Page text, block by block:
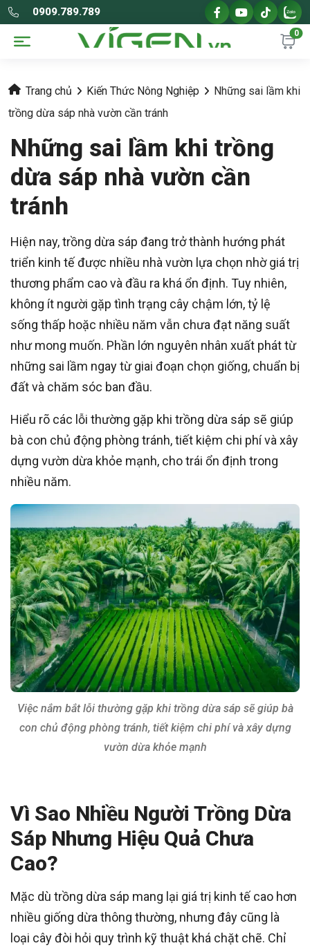
0909.789.789
0
Trang chủ Kiến Thức Nông Nghiệp
Những sai lầm khi
trồng dừa sáp nhà vườn cần tránh
Những sai lầm khi trồng
dừa sáp nhà vườn cần
tránh
Hiện nay, trồng dừa sáp đang trở thành hướng phát
triển kinh tế được nhiều nhà vườn lựa chọn nhờ giá trị
thương phẩm cao và đầu ra khá ổn định. Tuy nhiên,
không ít người gặp tình trạng cây chậm lớn, tỷ lệ
sống thấp hoặc nhiều năm vẫn chưa đạt năng suất
như mong muốn. Phần lớn nguyên nhân xuất phát từ
những sai lầm ngay từ giai đoạn chọn giống, chuẩn bị
đất và chăm sóc ban đầu.
Hiểu rõ các lỗi thường gặp khi trồng dừa sáp sẽ giúp
bà con chủ động phòng tránh, tiết kiệm chi phí và xây
dựng vườn dừa khỏe mạnh, cho trái ổn định trong
nhiều năm.
Việc nắm bắt lỗi thường gặp khi trồng dừa sáp sẽ giúp bà
con chủ động phòng tránh, tiết kiệm chi phí và xây dựng
vườn dừa khỏe mạnh
Vì Sao Nhiều Người Trồng Dừa
Sáp Nhưng Hiệu Quả Chưa
Cao?
Mặc dù trồng dừa sáp mang lại giá trị kinh tế cao hơn
nhiều giống dừa thông thường, nhưng đây cũng là
loại cây đòi hỏi quy trình kỹ thuật khá chặt chẽ. Chỉ